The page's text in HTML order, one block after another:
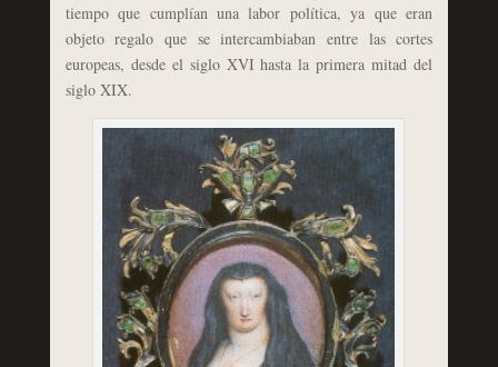
tiempo que cumplían una labor política, ya que eran
objeto regalo que se intercambiaban entre las cortes
europeas, desde el siglo XVI hasta la primera mitad del
siglo XIX.